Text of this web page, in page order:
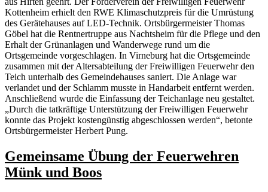
Kottenheim erhielt den RWE Klimaschutzpreis für die Umrüstung
des Gerätehauses auf LED-Technik. Ortsbürgermeister Thomas
Göbel hat die Rentnertruppe aus Nachtsheim für die Pflege und den
Erhalt der Grünanlagen und Wanderwege rund um die
Ortsgemeinde vorgeschlagen. In Virneburg hat die Ortsgemeinde
zusammen mit der Altersabteilung der Freiwilligen Feuerwehr den
Teich unterhalb des Gemeindehauses saniert. Die Anlage war
verlandet und der Schlamm musste in Handarbeit entfernt werden.
Anschließend wurde die Einfassung der Teichanlage neu gestaltet.
„Durch die tatkräftige Unterstützung der Freiwilligen Feuerwehr
konnte das Projekt kostengünstig abgeschlossen werden“, betonte
Ortsbürgermeister Herbert Pung.
Gemeinsame Übung der Feuerwehren
Münk und Boos